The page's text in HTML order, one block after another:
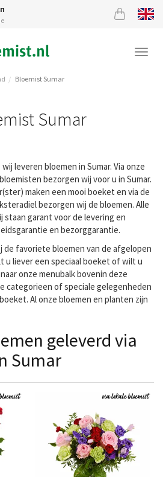
Bloemist Sumar
Sumar
leveren bloemen in Sumar. Via onze
bezorgen wij voor u in Sumar.
maken een mooi boeket en via de
bezorgen wij de bloemen. Alle
staan garant voor de levering en
en bezorggarantie.
de favoriete bloemen van de afgelopen
u liever een speciaal boeket of wilt u
onze menubalk bovenin deze
categorieen of speciale gelegenheden
Al onze bloemen en planten zijn
geleverd via
Sumar